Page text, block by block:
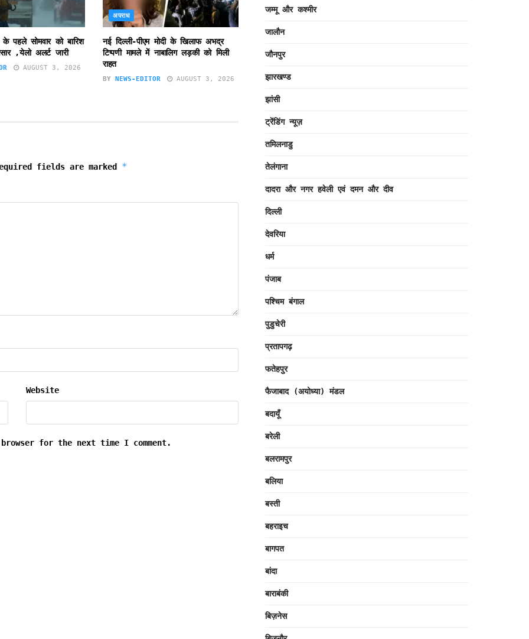
के पहले सोमवार को बारिश
,येलो अलर्ट जारी
AUGUST 3, 2026
अपराध
नई दिल्ली-पीएम मोदी के खिलाफ अभद्र
टिप्पणी मामले में नाबालिग लड़की को मिली
राहत
BY NEWS-EDITOR AUGUST 3, 2026
fields are marked *
Website
for the next time I comment.
जम्मू और कश्मीर
जालौन
जौनपुर
झारखण्ड
झांसी
ट्रेंडिंग न्यूज़
तमिलनाडु
तेलंगाना
दादरा और नगर हवेली एवं दमन और दीव
दिल्ली
देवरिया
धर्म
पंजाब
पश्चिम बंगाल
पुडुचेरी
प्रतापगढ़
फतेहपुर
फैजाबाद (अयोध्या) मंडल
बदायूँ
बरेली
बलरामपुर
बलिया
बस्ती
बहराइच
बागपत
बांदा
बाराबंकी
बिज़नेस